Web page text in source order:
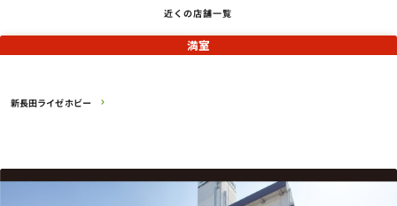
近くの店舗一覧
新長田ライゼホビー
満室